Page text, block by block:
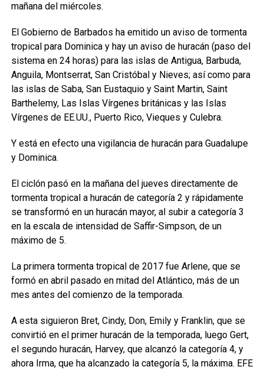
mañana del miércoles.
El Gobierno de Barbados ha emitido un aviso de tormenta
tropical para Dominica y hay un aviso de huracán (paso del
sistema en 24 horas) para las islas de Antigua, Barbuda,
Anguila, Montserrat, San Cristóbal y Nieves; así como para
las islas de Saba, San Eustaquio y Saint Martin, Saint
Barthelemy, Las Islas Vírgenes británicas y las Islas
Vírgenes de EE.UU., Puerto Rico, Vieques y Culebra.
Y está en efecto una vigilancia de huracán para Guadalupe
y Dominica.
El ciclón pasó en la mañana del jueves directamente de
tormenta tropical a huracán de categoría 2 y rápidamente
se transformó en un huracán mayor, al subir a categoría 3
en la escala de intensidad de Saffir-Simpson, de un
máximo de 5.
La primera tormenta tropical de 2017 fue Arlene, que se
formó en abril pasado en mitad del Atlántico, más de un
mes antes del comienzo de la temporada.
A esta siguieron Bret, Cindy, Don, Emily y Franklin, que se
convirtió en el primer huracán de la temporada, luego Gert,
el segundo huracán, Harvey, que alcanzó la categoría 4, y
ahora Irma, que ha alcanzado la categoría 5, la máxima. EFE